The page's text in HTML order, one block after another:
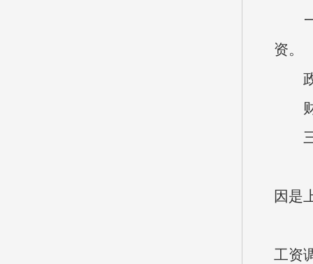
一
资。
政
财
三
因是
工资